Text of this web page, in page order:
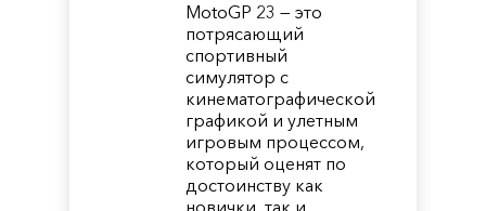
MotoGP 23 — это
потрясающий
спортивный
симулятор с
кинематографической
графикой и улетным
игровым процессом,
который оценят по
достоинству как
новички, так и